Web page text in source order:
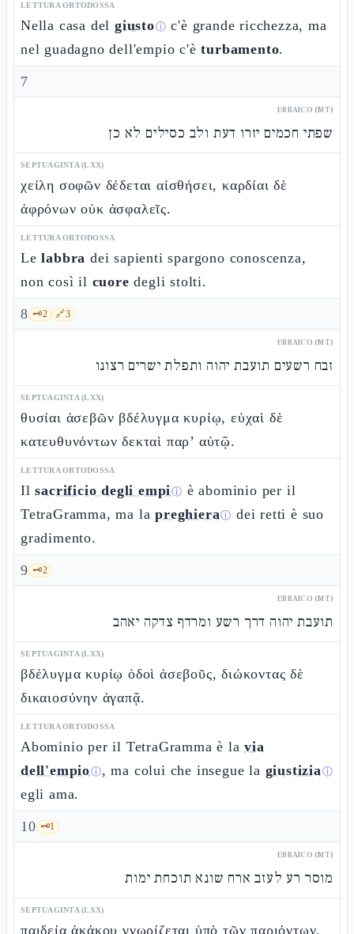
LETTURA ORTODOSSA
Nella casa del giustoⓘ c'è grande ricchezza, ma
nel guadagno dell'empio c'èturbamento.
7
EBRAICO (MT)
שפתי חכמים יזרו דעת ולב כסילים לא כן
SEPTUAGINTA (LXX)
χείλη σοφῶν δέδεται αἰσθήσει, καρδίαι δὲ
ἀφρόνων οὐκ ἀσφαλεῖς.
LETTURA ORTODOSSA
Lelabbra dei sapienti spargono conoscenza,
non così il cuore degli stolti.
8 🗝️2 🔗3
EBRAICO (MT)
זבח רשעים תועבת יהוה ותפלת ישרים רצונו
SEPTUAGINTA (LXX)
θυσίαι ἀσεβῶν βδέλυγμα κυρίῳ, εὐχαὶ δὲ
κατευθυνόντων δεκταὶ παρ’ αὐτῷ.
LETTURA ORTODOSSA
Ilsacrificio degli empiⓘ è abominio per il
TetraGramma, ma lapreghieraⓘ dei retti è suo
gradimento.
9 🗝️2
EBRAICO (MT)
תועבת יהוה דרך רשע ומרדף צדקה יאהב
SEPTUAGINTA (LXX)
βδέλυγμα κυρίῳ ὁδοὶ ἀσεβοῦς, διώκοντας δὲ
δικαιοσύνην ἀγαπᾷ.
LETTURA ORTODOSSA
Abominio per il TetraGramma è lavia
dell'empioⓘ, ma colui che insegue la giustiziaⓘ
egli ama.
10 🗝️1
EBRAICO (MT)
מוסר רע לעזב ארח שונא תוכחת ימות
SEPTUAGINTA (LXX)
παιδεία ἀκάκου γνωρίζεται ὑπὸ τῶν παριόντων,